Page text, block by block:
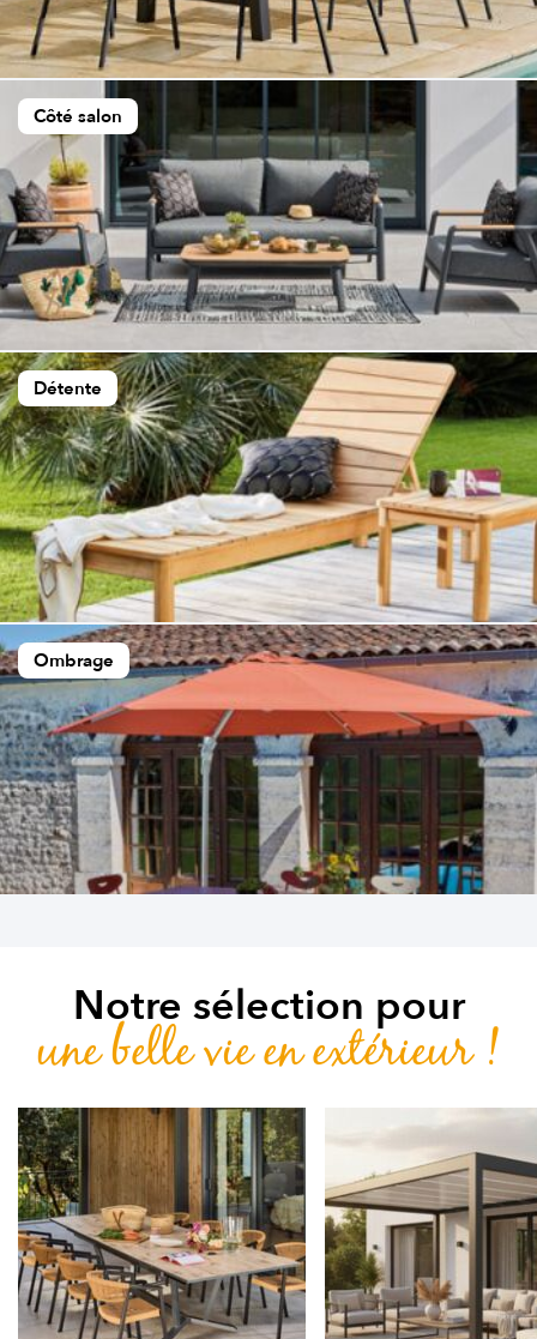
Côté salon
Détente
Ombrage
Notre sélection pour
une belle vie en extérieur !